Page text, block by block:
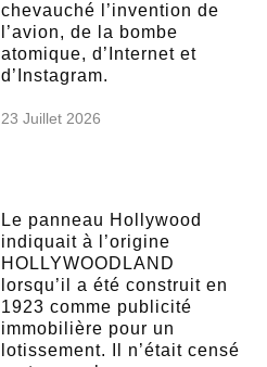
chevauché l’invention de
l’avion, de la bombe
atomique, d’Internet et
d’Instagram.
23 Juillet 2026
Le panneau Hollywood
indiquait à l’origine
HOLLYWOODLAND
lorsqu’il a été construit en
1923 comme publicité
immobilière pour un
lotissement. Il n’était censé